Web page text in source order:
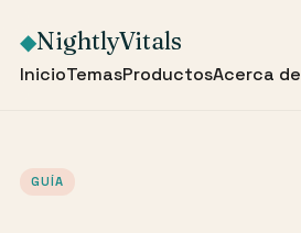
◆NightlyVitals
InicioTemasProductosAcerca de
GUÍA